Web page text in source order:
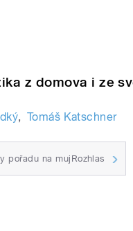
z domova i ze
, Tomáš Katschner
pořadu na mujRozhlas